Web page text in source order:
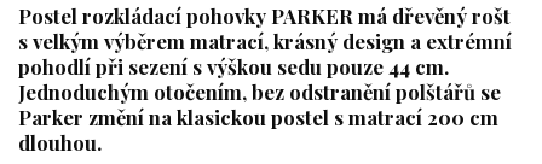
Postel rozkládací pohovky PARKER má dřevěný rošt
s velkým výběrem matrací, krásný design a extrémní
pohodlí při sezení s výškou sedu pouze 44 cm.
Jednoduchým otočením, bez odstranění polštářů se
Parker změní na klasickou postel s matrací 200 cm
dlouhou.